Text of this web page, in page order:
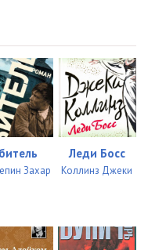
Захар
Леди Босс
Коллинз Джеки